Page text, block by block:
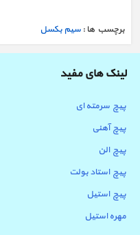
برچسب ها : سیم بکسل
لینک های مفید
پیچ سرمته ای
پیچ آهنی
پیچ الن
پیچ استاد بولت
پیچ استیل
مهره استیل